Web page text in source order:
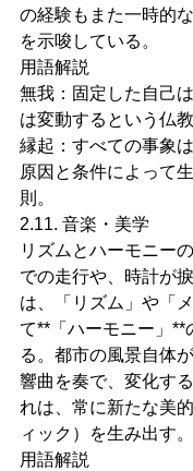
の経験もまた一時的
を示唆している。
用語解説
無我：固定した自己
は変動するという仏
縁起：すべての事象
原因と条件によって
則。
2.11. 音楽・美学
リズムとハーモニー
での走行や、時計が
は、「リズム」や「
て**「ハーモニー」**
る。都市の風景自体
響曲を奏で、変化す
れは、常に新たな美
ィック）を生み出す。
用語解説